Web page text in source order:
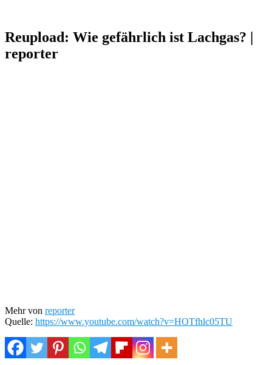
Reupload: Wie gefährlich ist Lachgas? |
reporter
Mehr von reporter
Quelle: https://www.youtube.com/watch?v=HOTfhlc05TU